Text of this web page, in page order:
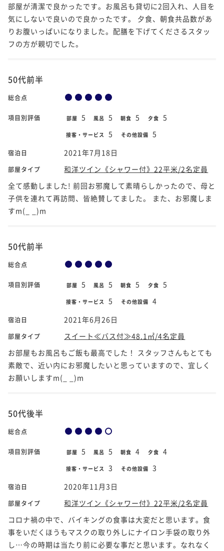
部屋が清潔で良かったです。お風呂も貸切に2回入れ、人目を
気にしないで良いので良かったです。 夕食、朝食共品数があ
りお腹いっぱいになりました。配膳を下げてくださるスタッ
フの方が親切でした。
50代前半
総合点
項目別評価 部屋 5 風呂 5 朝食 5 夕食 5
接客・サービス 5 その他設備 5
宿泊日 2021年7月18日
部屋タイプ
和洋ツイン《シャワー付》22平米/2名定員
全て感動しました! 前回お邪魔して素晴らしかったので、母と
子供を連れて再訪問、皆絶賛してました。 また、お邪魔しま
すm(_ _)m
50代前半
総合点
項目別評価 部屋 5 風呂 5 朝食 5 夕食 5
接客・サービス 5 その他設備 4
宿泊日 2021年6月26日
部屋タイプ
スイート≪バス付≫48.1㎡/4名定員
お部屋もお風呂もご飯も最高でした！ スタッフさんもとても
素敵で、近い内にお邪魔したいと思っていますので、宜しく
お願いしますm(_ _)m
50代後半
総合点
項目別評価 部屋 5 風呂 5 朝食 4 夕食 4
接客・サービス 3 その他設備 3
宿泊日 2020年11月3日
部屋タイプ
和洋ツイン《シャワー付》22平米/2名定員
コロナ禍の中で、バイキングの食事は大変だと思います。食
事をいだくほうもマスクの取り外しにナイロン手袋の取り外
し…今の時期は当たり前に必要な事だと思います。なれなく